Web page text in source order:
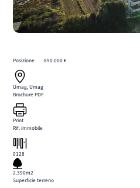
Posizione
Umag, Umag
Brochure PDF
Print
Rif. immobile
0128
890.000 €
2.390m2
Superficie terreno